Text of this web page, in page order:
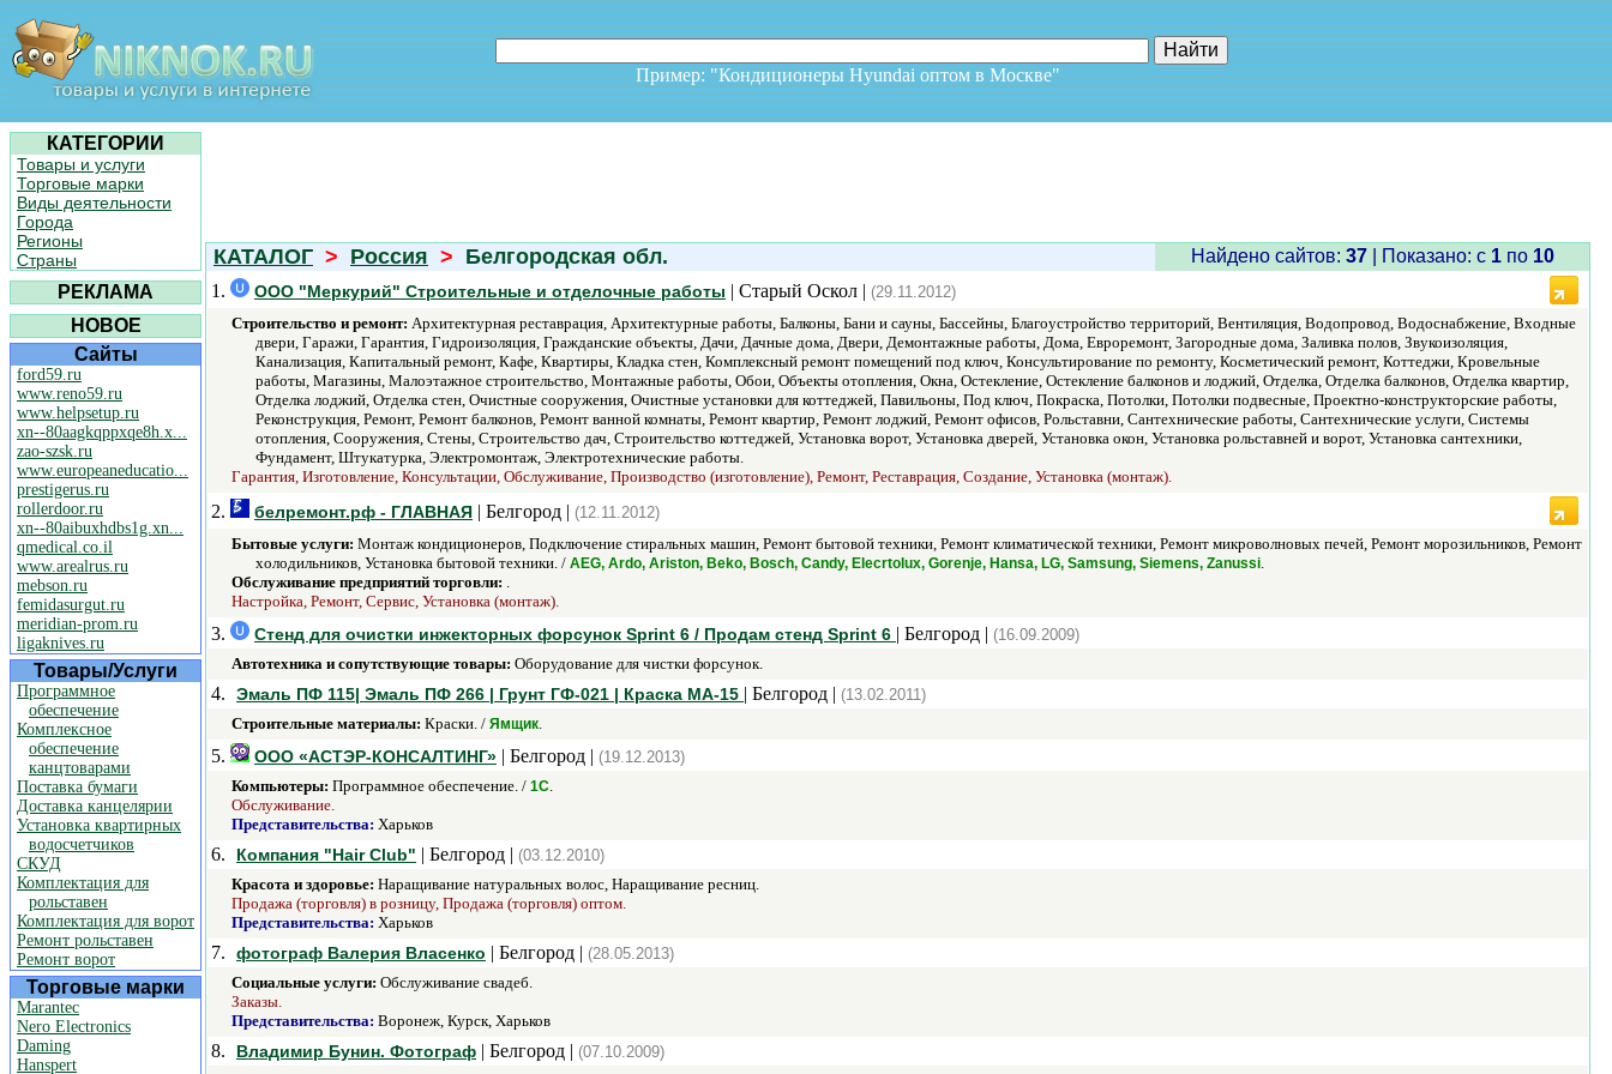
Пример: "Кондиционеры Hyundai оптом в Москве"
КАТЕГОРИИ
Товары и услуги
Торговые марки
Виды деятельности
Города
Регионы
Страны
РЕКЛАМА
НОВОЕ
Сайты
ford59.ru
www.reno59.ru
www.helpsetup.ru
xn--80aagkqppxqe8h.x...
zao-szsk.ru
www.europeaneducatio...
prestigerus.ru
rollerdoor.ru
xn--80aibuxhdbs1g.xn...
qmedical.co.il
www.arealrus.ru
mebson.ru
femidasurgut.ru
meridian-prom.ru
ligaknives.ru
Товары/Услуги
Программное
обеспечение
Комплексное
обеспечение
канцтоварами
Поставка бумаги
Доставка канцелярии
Установка квартирных
водосчетчиков
СКУД
Комплектация для
рольставен
Комплектация для ворот
Ремонт рольставен
Ремонт ворот
Торговые марки
Marantec
Nero Electronics
Daming
Hanspert
КАТАЛОГ > Россия > Белгородская обл. Найдено сайтов: 37| Показано: c 1по 10
1.
ООО "Меркурий" Строительные и отделочные работы | Старый Оскол | (29.11.2012)
Строительство и ремонт: Архитектурная реставрация, Архитектурные работы, Балконы, Бани и сауны, Бассейны, Благоустройство территорий, Вентиляция, Водопровод, Водоснабжение, Входные
двери, Гаражи, Гарантия, Гидроизоляция, Гражданские объекты, Дачи, Дачные дома, Двери, Демонтажные работы, Дома, Евроремонт, Загородные дома, Заливка полов, Звукоизоляция,
Канализация, Капитальный ремонт, Кафе, Квартиры, Кладка стен, Комплексный ремонт помещений под ключ, Консультирование по ремонту, Косметический ремонт, Коттеджи, Кровельные
работы, Магазины, Малоэтажное строительство, Монтажные работы, Обои, Объекты отопления, Окна, Остекление, Остекление балконов и лоджий, Отделка, Отделка балконов, Отделка квартир,
Отделка лоджий, Отделка стен, Очистные сооружения, Очистные установки для коттеджей, Павильоны, Под ключ, Покраска, Потолки, Потолки подвесные, Проектно-конструкторские работы,
Реконструкция, Ремонт, Ремонт балконов, Ремонт ванной комнаты, Ремонт квартир, Ремонт лоджий, Ремонт офисов, Рольставни, Сантехнические работы, Сантехнические услуги, Системы
отопления, Сооружения, Стены, Строительство дач, Строительство коттеджей, Установка ворот, Установка дверей, Установка окон, Установка рольставней и ворот, Установка сантехники,
Фундамент, Штукатурка, Электромонтаж, Электротехнические работы.
Гарантия, Изготовление, Консультации, Обслуживание, Производство (изготовление), Ремонт, Реставрация, Создание, Установка (монтаж).
2. белремонт.рф - ГЛАВНАЯ | Белгород | (12.11.2012)
Бытовые услуги: Монтаж кондиционеров, Подключение стиральных машин, Ремонт бытовой техники, Ремонт климатической техники, Ремонт микроволновых печей, Ремонт морозильников, Ремонт
холодильников, Установка бытовой техники. / AEG, Ardo, Ariston, Beko, Bosch, Candy, Elecrtolux, Gorenje, Hansa, LG, Samsung, Siemens, Zanussi.
Обслуживание предприятий торговли: .
Настройка, Ремонт, Сервис, Установка (монтаж).
3. Стенд для очистки инжекторных форсунок Sprint 6 / Продам стенд Sprint 6 | Белгород | (16.09.2009)
Автотехника и сопутствующие товары: Оборудование для чистки форсунок.
4. Эмаль ПФ 115| Эмаль ПФ 266 | Грунт ГФ-021 | Краска МА-15 | Белгород | (13.02.2011)
Строительные материалы: Краски. / Ямщик.
5. ООО «АСТЭР-КОНСАЛТИНГ» | Белгород | (19.12.2013)
Компьютеры: Программное обеспечение. / 1С.
Обслуживание.
Представительства: Харьков
6. Компания "Hair Club" | Белгород | (03.12.2010)
Красота и здоровье: Наращивание натуральных волос, Наращивание ресниц.
Продажа (торговля) в розницу, Продажа (торговля) оптом.
Представительства: Харьков
7. фотограф Валерия Власенко | Белгород | (28.05.2013)
Социальные услуги: Обслуживание свадеб.
Заказы.
Представительства: Воронеж, Курск, Харьков
8. Владимир Бунин. Фотограф | Белгород | (07.10.2009)